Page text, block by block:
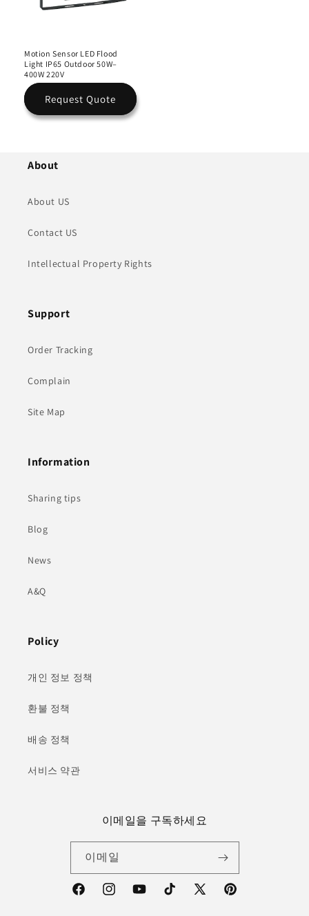
Motion Sensor LED Flood
Light IP65 Outdoor 50W–
400W 220V
Request Quote
About
About US
Contact US
Intellectual Property Rights
Support
Order Tracking
Complain
Site Map
Information
Sharing tips
Blog
News
A&Q
Policy
개인 정보 정책
환불 정책
배송 정책
서비스 약관
이메일을 구독하세요
이메일
FacebookInstagramYouTubeTikTok X(Twitter)Pinterest